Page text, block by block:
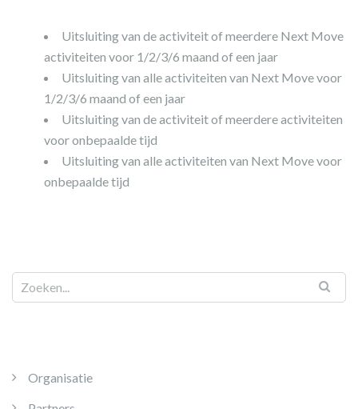
Uitsluiting van de activiteit of meerdere Next Move
activiteiten voor 1/2/3/6 maand of een jaar
Uitsluiting van alle activiteiten van Next Move voor
1/2/3/6 maand of een jaar
Uitsluiting van de activiteit of meerdere activiteiten
voor onbepaalde tijd
Uitsluiting van alle activiteiten van Next Move voor
onbepaalde tijd
Organisatie